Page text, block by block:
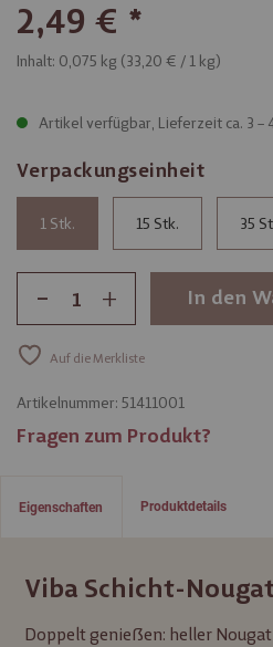
2,49 €
Inhalt: 0,075 kg (33,20 € / 1 kg)
Artikel verfügbar, Lieferzeit ca. 3 –
Verpackungseinheit
1 15 35
- + In den
Auf die Merkliste
Artikelnummer: 51411001
Fragen zum Produkt?
Eigenschaften
Viba Schicht-
Doppelt genießen: heller
Produktdetails